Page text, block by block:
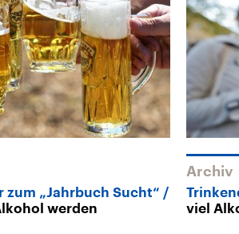
zum „Jahrbuch Sucht“
werden
Archiv
viel